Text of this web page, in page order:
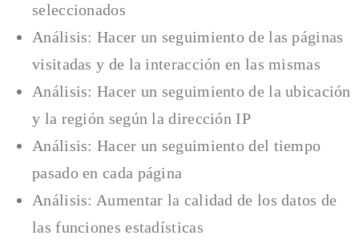
seleccionados
Análisis: Hacer un seguimiento de las páginas
visitadas y de la interacción en las mismas
Análisis: Hacer un seguimiento de la ubicación
y la región según la dirección IP
Análisis: Hacer un seguimiento del tiempo
pasado en cada página
Análisis: Aumentar la calidad de los datos de
las funciones estadísticas